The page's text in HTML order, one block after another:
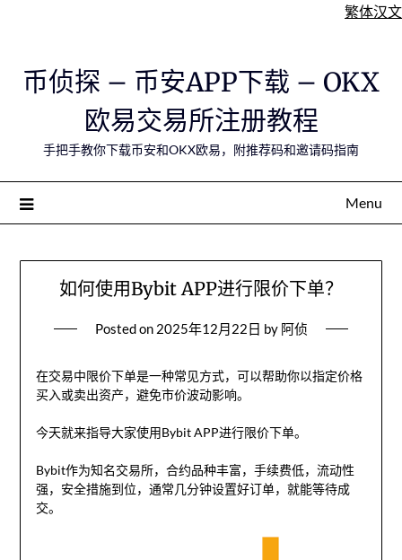
繁体汉文
币侦探 – 币安APP下载 – OKX
欧易交易所注册教程
手把手教你下载币安和OKX欧易，附推荐码和邀请码指南
Menu
如何使用Bybit APP进行限价下单？
Posted on 2025年12月22日 by 阿侦
在交易中限价下单是一种常见方式，可以帮助你以指定价格
买入或卖出资产，避免市价波动影响。
今天就来指导大家使用Bybit APP进行限价下单。
Bybit作为知名交易所，合约品种丰富，手续费低，流动性
强，安全措施到位，通常几分钟设置好订单，就能等待成
交。